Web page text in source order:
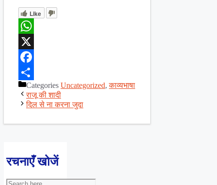
Like
WhatsApp
X
Facebook
ShareCategories Uncategorized,काव्यभाषा
राजू की शादी
दिल से ना करना जुदा
रचनाएँ खोजें